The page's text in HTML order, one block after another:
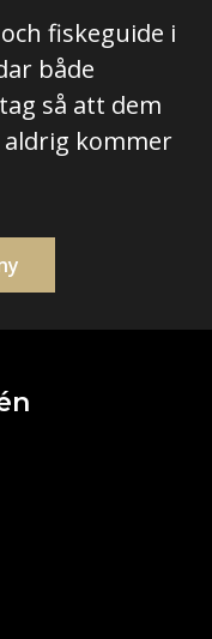
fiskeguide i
både
så att dem
kommer